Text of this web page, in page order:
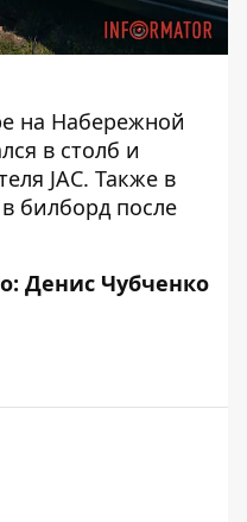
на Набережной
в столб и
JAC. Также в
билборд после
Денис Чубченко